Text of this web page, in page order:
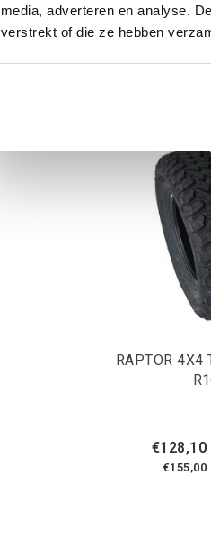
media, adverteren en analyse.
verstrekt of die ze hebben
RAPTOR 4X4
€128,10
€155,00